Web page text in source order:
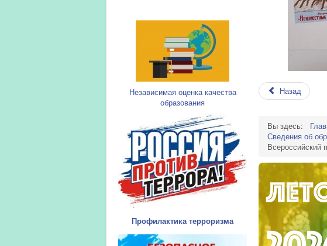
Независимая оценка качества
образования
Профилактика терроризма
Назад
Вы здесь:
Сведения об
Всероссийский